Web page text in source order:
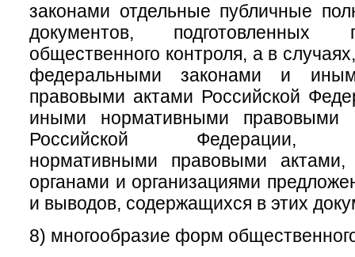
законами отдельные публичные
документов, подготовленных
общественного контроля, а в
федеральными законами и
правовыми актами Российской
иными нормативными правовыми
Российской Федерации,
нормативными правовыми
органами и организациями
и выводов, содержащихся в этих
8) многообразие форм